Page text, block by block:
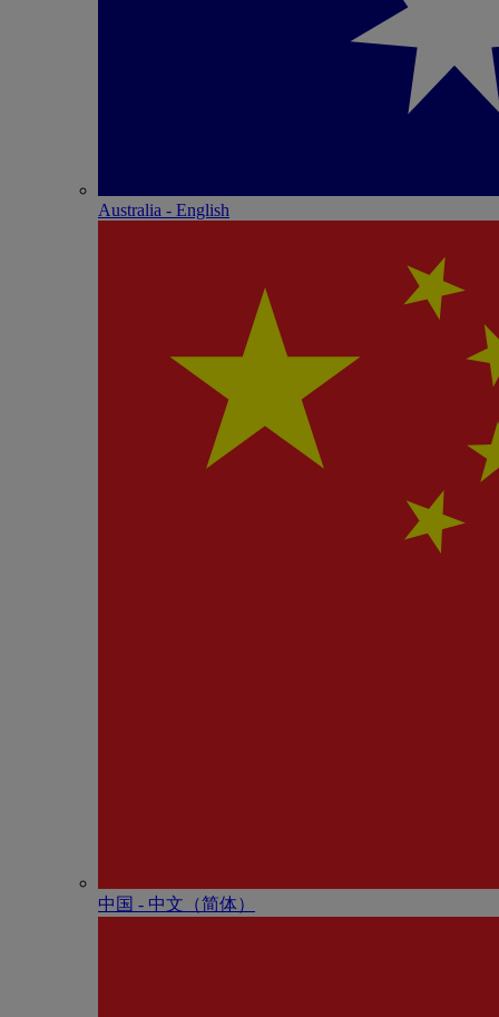
Australia - English
中国 - 中⽂（简体）